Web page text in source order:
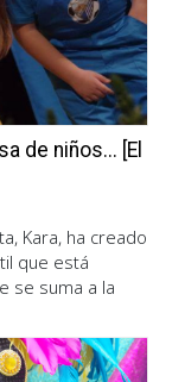
de niños... [El
Kara, ha creado
que está
se suma a la